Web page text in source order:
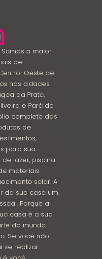
a maior
de
Oeste de
nas cidades
da Prata,
e Pará de
completo das
de
para sua
lazer, piscina
materiais
solar. A
da sua casa um
Porque a
casa é a sua
do mundo
Se você não
se realizar